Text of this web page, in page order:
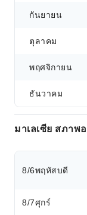
กันยายน
ตุลาคม
พฤศจิกายน
ธันวาคม
มาเลเซีย สภาพ
8/6พฤหัสบดี
8/7ศุกร์